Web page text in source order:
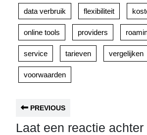
data verbruik flexibiliteit
online tools providers
service tarieven vergelijken
voorwaarden
PREVIOUS
Laat een reactie achter